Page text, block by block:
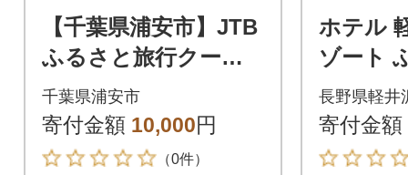
【千葉県浦安市】JTB
ふるさと旅行クーポ
ン(Eメール発行)3,000
円分
千葉県浦安市
寄付金額 10,000円
（0件）
ホテル
ゾート
宿泊ギ
円分
長野県軽井
寄付金額